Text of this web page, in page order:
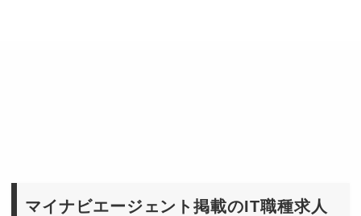
マイナビエージェント掲載のIT職種求人